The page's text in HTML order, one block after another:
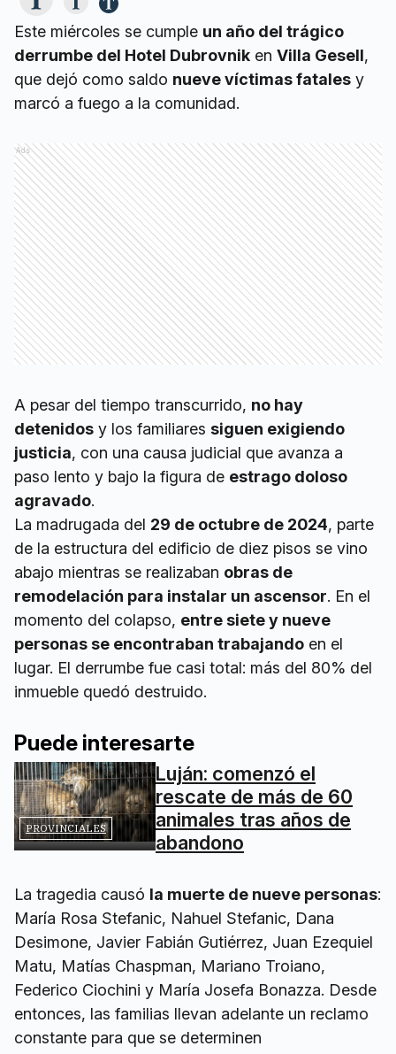
Este miércoles se cumple un año del trágico
derrumbe del Hotel Dubrovnik en Villa Gesell,
que dejó como saldo nueve víctimas fatales y
marcó a fuego a la comunidad.
Ads
A pesar del tiempo transcurrido, no hay
detenidos y los familiares siguen exigiendo
justicia, con una causa judicial que avanza a
paso lento y bajo la figura de estrago doloso
agravado.
La madrugada del 29 de octubre de 2024, parte
de la estructura del edificio de diez pisos se vino
abajo mientras se realizaban obras de
remodelación para instalar un ascensor. En el
momento del colapso, entre siete y nueve
personas se encontraban trabajando en el
lugar. El derrumbe fue casi total: más del 80% del
inmueble quedó destruido.
Puede interesarte
PROVINCIALES
Luján: comenzó el
rescate de más de 60
animales tras años de
abandono
La tragedia causó la muerte de nueve personas:
María Rosa Stefanic, Nahuel Stefanic, Dana
Desimone, Javier Fabián Gutiérrez, Juan Ezequiel
Matu, Matías Chaspman, Mariano Troiano,
Federico Ciochini y María Josefa Bonazza. Desde
entonces, las familias llevan adelante un reclamo
constante para que se determinen